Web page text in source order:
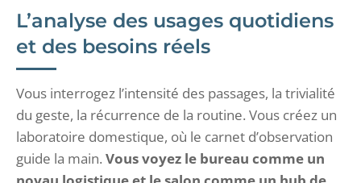
L’analyse des usages quotidiens
et des besoins réels
Vous interrogez l’intensité des passages, la trivialité
du geste, la récurrence de la routine. Vous créez un
laboratoire domestique, où le carnet d’observation
guide la main. Vous voyez le bureau comme un